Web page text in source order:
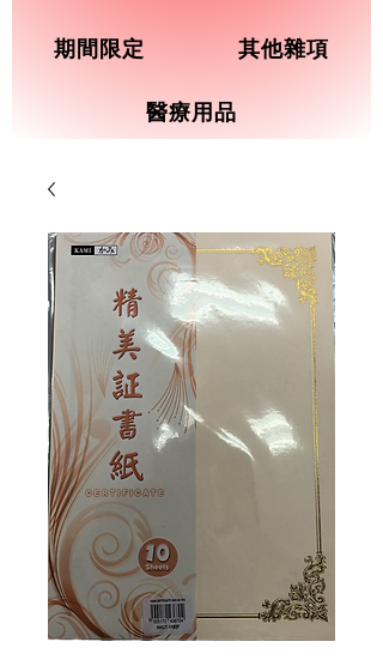
期間限定 其他雜項
醫療用品